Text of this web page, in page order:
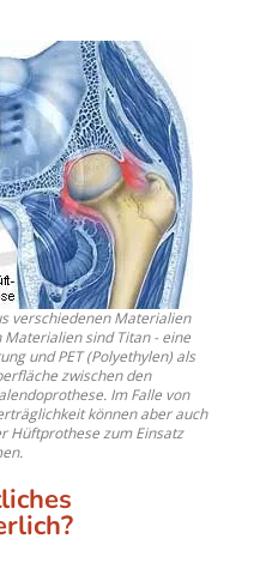
verschiedenen Materialien
sind Titan - eine
und PET (Polyethylen) als
zwischen den
Im Falle von
können aber auch
Hüftprothese zum Einsatz